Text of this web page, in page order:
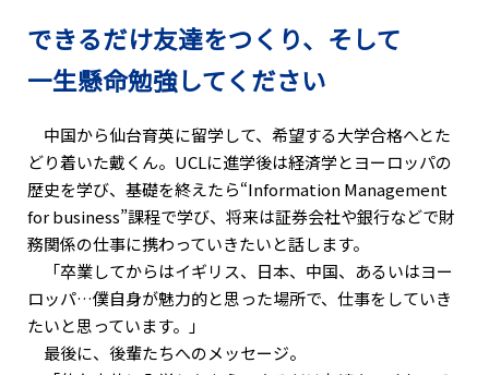
できるだけ友達をつくり、そして
一生懸命勉強してください
中国から仙台育英に留学して、希望する大学合格へとた
どり着いた戴くん。UCLに進学後は経済学とヨーロッパの
歴史を学び、基礎を終えたら“Information Management
for business”課程で学び、将来は証券会社や銀行などで財
務関係の仕事に携わっていきたいと話します。
「卒業してからはイギリス、日本、中国、あるいはヨー
ロッパ…僕自身が魅力的と思った場所で、仕事をしていき
たいと思っています。」
最後に、後輩たちへのメッセージ。